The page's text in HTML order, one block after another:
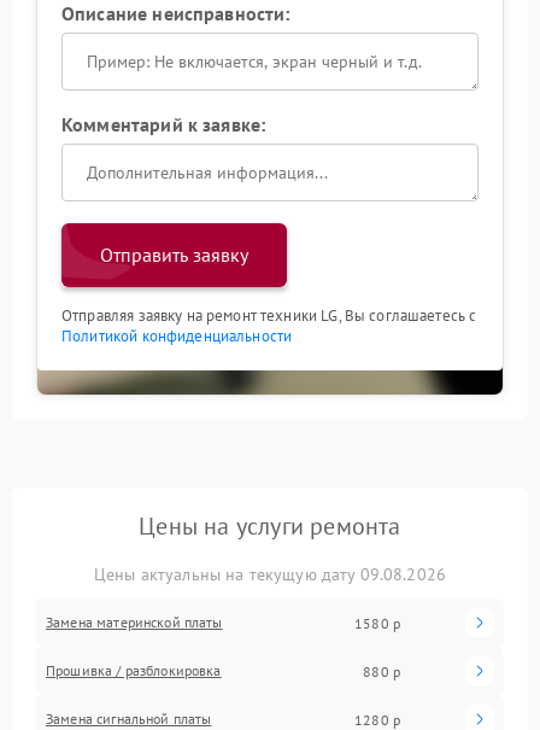
Описание неисправности:
Комментарий к заявке:
Отправить заявку
Отправляя заявку на ремонт техники LG, Вы соглашаетесь с
Политикой конфиденциальности
Цены на услуги ремонта
Цены актуальны на текущую дату 09.08.2026
Замена материнской платы 1580 р
Прошивка / разблокировка 880 р
Замена сигнальной платы 1280 р